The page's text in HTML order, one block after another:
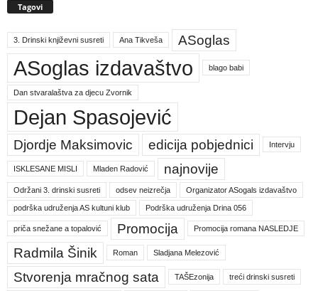
Tagovi
3. Drinski književni susreti Ana Tikveša ASoglas
ASoglas izdavaštvo blago babi
Dan stvaralaštva za djecu Zvornik
Dejan Spasojević
Djordje Maksimovic edicija pobjednici Intervju
ISKLESANE MISLI Mladen Radović najnovije
Održani 3. drinski susreti odsev neizrečja Organizator ASogals izdavaštvo
podrška udruženja AS kultuni klub Podrška udruženja Drina 056
priča snežane a topalović Promocija Promocija romana NASLEDJE
Radmila Šinik Roman Sladjana Melezović
Stvorenja mračnog sata TAŠEzonija treći drinski susreti